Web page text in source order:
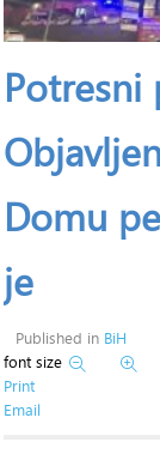
Potresni
Domu
je
Published in BiH
font size
Print
Email